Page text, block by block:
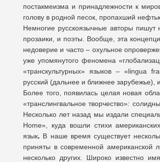
постакмеизма и принадлежности к
голову в родной песок, пропахший
Немногие русскоязычные авторы
прозаики, и поэты. Вообще, эта
недоверие и часто – охульное
уже упомянутого феномена
«транскультурных» языков – «lingua
русский (дальнее и ближнее зарубежье),
Более того, появилась целая новая
«транслингвальное творчество»:
Несколько лет назад мы издали
Home», куда вошли стихи
язык. В наше время существует
приняты в современной американской
несколько других. Широко известно